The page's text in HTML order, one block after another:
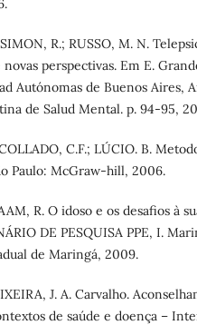
R.; RUSSO, M. N.
perspectivas. Em E.
Autónomas de Buenos Aires,
de Salud Mental. p. 94-95,
C.F.; LÚCIO. B.
Paulo: McGraw-hill, 2006.
R. O idoso e os desafios à
DE PESQUISA PPE, I.
de Maringá, 2009.
J. A. Carvalho.
de saúde e doença –